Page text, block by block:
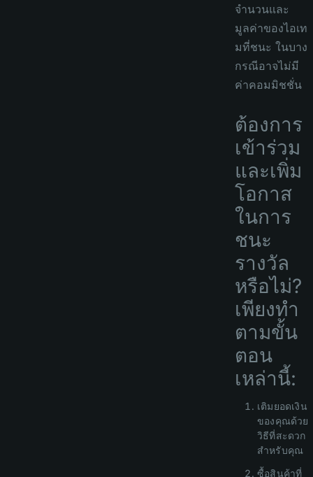
จำนวนและ
มูลค่าของไอเท
มที่ชนะ ในบาง
กรณีอาจไม่มี
ค่าคอมมิชชั่น
ต้องการ
เข้าร่วม
และเพิ่ม
โอกาส
ในการ
ชนะ
รางวัล
หรือไม่?
เพียงทำ
ตามขั้น
ตอน
เหล่านี้:
เติมยอดเงิน
ของคุณด้วย
วิธีที่สะดวก
สำหรับคุณ
ซื้อสินค้าที่